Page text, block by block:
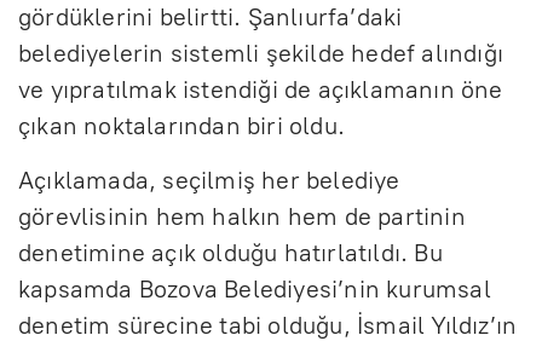
gördüklerini belirtti. Şanlıurfa’daki
belediyelerin sistemli şekilde hedef alındığı
ve yıpratılmak istendiği de açıklamanın öne
çıkan noktalarından biri oldu.
Açıklamada, seçilmiş her belediye
görevlisinin hem halkın hem de partinin
denetimine açık olduğu hatırlatıldı. Bu
kapsamda Bozova Belediyesi’nin kurumsal
denetim sürecine tabi olduğu, İsmail Yıldız’ın